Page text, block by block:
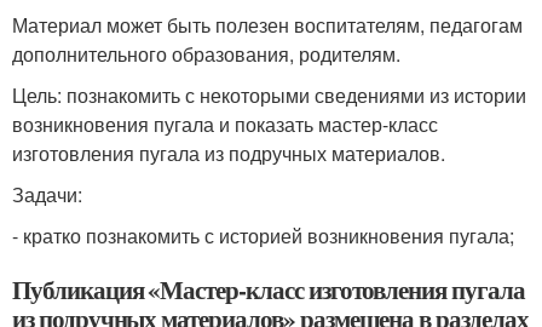
Материал может быть полезен воспитателям, педагогам
дополнительного образования, родителям.
Цель: познакомить с некоторыми сведениями из истории
возникновения пугала и показать мастер-класс
изготовления пугала из подручных материалов.
Задачи:
- кратко познакомить с историей возникновения пугала;
Публикация «Мастер-класс изготовления пугала
из подручных материалов» размещена в разделах